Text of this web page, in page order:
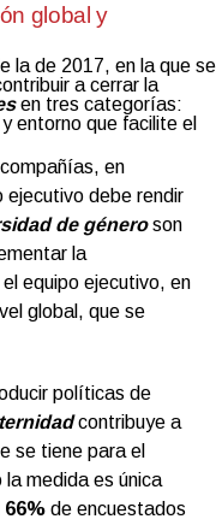
global y
la de 2017, en la que se
a cerrar la
en tres categorías:
entorno que facilite el
en
ejecutivo debe rendir
de géneroson
la
equipo ejecutivo, en
global, que se
políticas de
contribuye a
se tiene para el
medida es única
66% de encuestados